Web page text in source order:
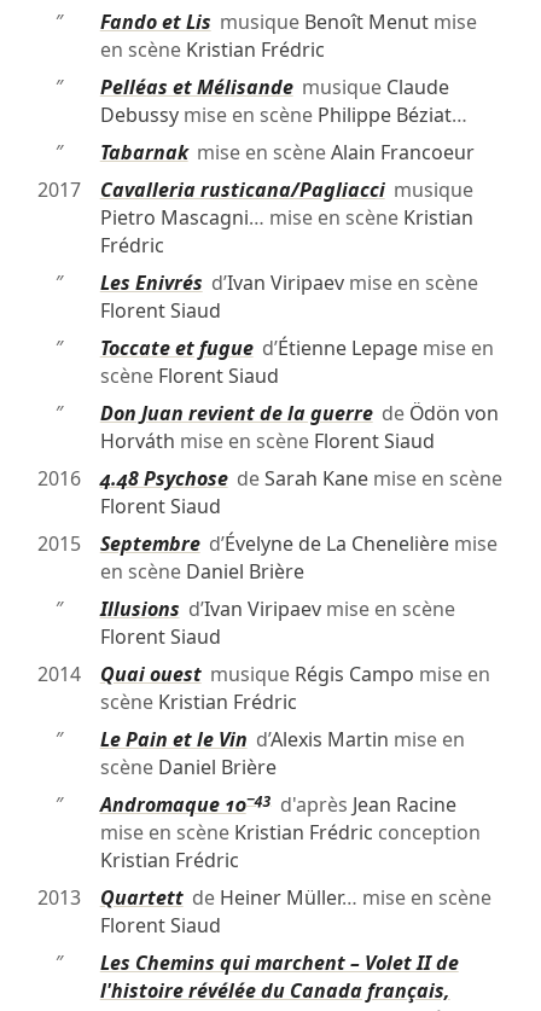
″
Fando et Lis musique Benoît Menutmise
en scène Kristian Frédric
″
Pelléas et Mélisandemusique Claude
Debussymise en scène Philippe Béziat…
″
Tabarnakmise en scèneAlain Francoeur
2017
Cavalleria rusticana/Pagliaccimusique
Pietro Mascagni… mise en scène Kristian
Frédric
″
Les Enivrés d’Ivan Viripaevmise en scène
Florent Siaud
″
Toccate et fugued’Étienne Lepagemise en
scène Florent Siaud
″
Don Juan revient de la guerrede Ödön von
Horváth mise en scène Florent Siaud
2016
4.48 PsychosedeSarah Kanemise en scène
Florent Siaud
2015
Septembred’Évelyne de La Chenelièremise
en scène Daniel Brière
″
Illusions d’Ivan Viripaevmise en scène
Florent Siaud
2014
Quai ouestmusique Régis Campo mise en
scène Kristian Frédric
″
Le Pain et le Vin d’Alexis Martin mise en
scène Daniel Brière
″
Andromaque 10−43d'après Jean Racine
mise en scène Kristian Frédric conception
Kristian Frédric
2013
Quartettde Heiner Müller… mise en scène
Florent Siaud
″
Les Chemins qui marchent – Volet II de
l'histoire révélée du Canada français,